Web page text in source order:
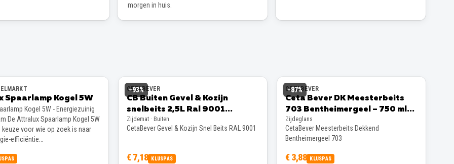
morgen in huis.
Spaarlamp Kogel 5W
Kogel 5W - Energiezuinig
De Attralux Spaarlamp Kogel 5W
keuze voor wie op zoek is naar
efficiëntie…
−93%
CETABEVER
CB Buiten Gevel & Kozijn
snelbeits 2,5L Ral 9001
Zijdemat
Zijdemat · Buiten
CetaBever Gevel & Kozijn Snel Beits RAL 9001
€ 7,18 KLUSPAS
−87%
CETABEVER
Ceta Bever DK Meesterbeits
703 Bentheimergeel – 750 ml
Zijdeglans
Zijdeglans
CetaBever Meesterbeits Dekkend
Bentheimergeel 703
€ 3,88 KLUSPAS